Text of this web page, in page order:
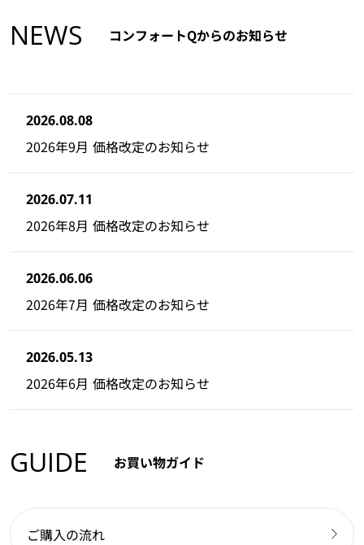
NEWS コンフォートQからのお知らせ
2026.08.08
2026年9月 価格改定のお知らせ
2026.07.11
2026年8月 価格改定のお知らせ
2026.06.06
2026年7月 価格改定のお知らせ
2026.05.13
2026年6月 価格改定のお知らせ
GUIDE お買い物ガイド
ご購入の流れ